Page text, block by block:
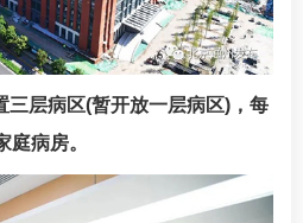
三层病区(暂开放一层病区)，每
庭病房。